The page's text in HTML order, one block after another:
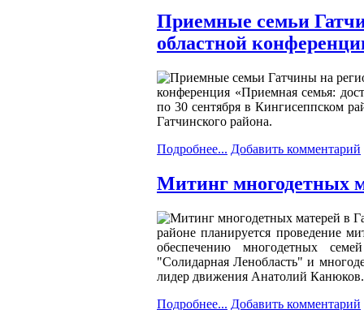
Приемные семьи
областной
конференция «Приемная семья:
по 30 сентября в Кингисеппском
Гатчинского района.
Подробнее... Добавить комментарий
Митинг многодетных
районе планируется проведение
обеспечению многодетных
"Солидарная Ленобласть" и
лидер движения Анатолий Канюков.
Подробнее... Добавить комментарий